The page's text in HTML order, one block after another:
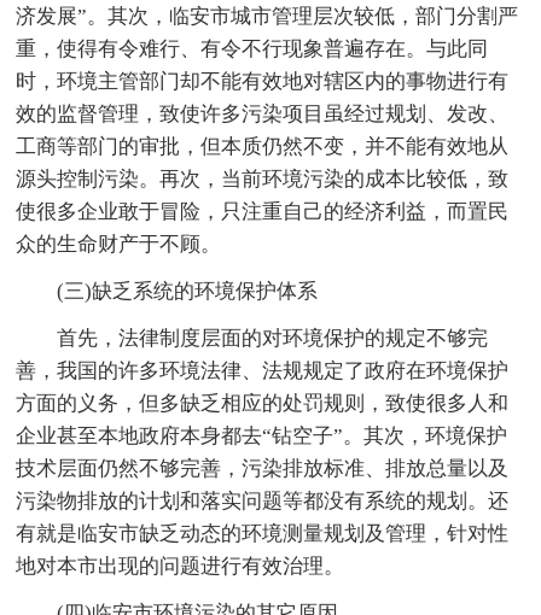
济发展”。其次，临安市城市管理层次较低，部门分割严
重，使得有令难行、有令不行现象普遍存在。与此同
时，环境主管部门却不能有效地对辖区内的事物进行有
效的监督管理，致使许多污染项目虽经过规划、发改、
工商等部门的审批，但本质仍然不变，并不能有效地从
源头控制污染。再次，当前环境污染的成本比较低，致
使很多企业敢于冒险，只注重自己的经济利益，而置民
众的生命财产于不顾。
(三)缺乏系统的环境保护体系
首先，法律制度层面的对环境保护的规定不够完
善，我国的许多环境法律、法规规定了政府在环境保护
方面的义务，但多缺乏相应的处罚规则，致使很多人和
企业甚至本地政府本身都去“钻空子”。其次，环境保护
技术层面仍然不够完善，污染排放标准、排放总量以及
污染物排放的计划和落实问题等都没有系统的规划。还
有就是临安市缺乏动态的环境测量规划及管理，针对性
地对本市出现的问题进行有效治理。